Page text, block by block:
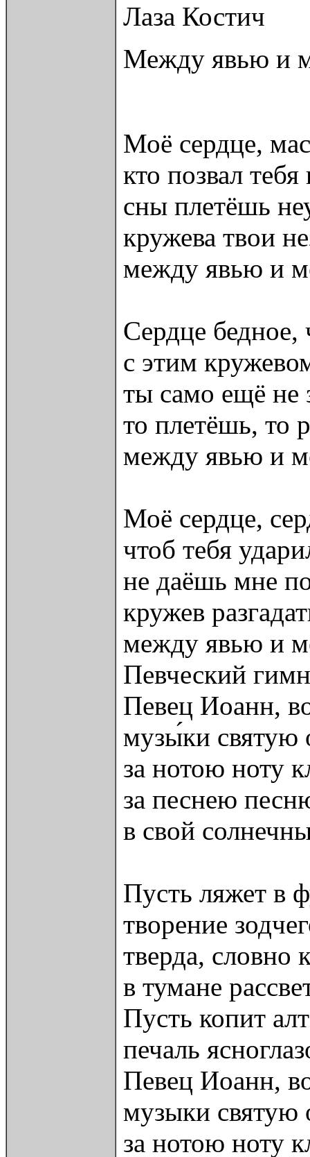
Лаза Костич
Между явью и
Моё сердце,
кто позвал
сны плетёшь
кружева твои
между явью и
Сердце бедное,
с этим
ты само ещё не
то плетёшь, то
между явью и
Моё сердце,
чтоб тебя
не даёшь мне
кружев
между явью и
Певческий
Певец Иоанн,
музы́ки святую
за нотою ноту
за песнею
в свой
Пусть ляжет в
творение
тверда, словно
в тумане
Пусть копит
печаль
Певец Иоанн,
музыки святую
за нотою ноту